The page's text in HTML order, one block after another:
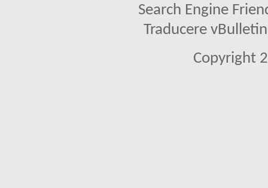
Search Engine
Traducere
Copyright